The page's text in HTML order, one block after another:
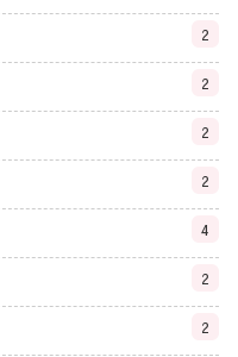
2
2
2
2
4
2
2